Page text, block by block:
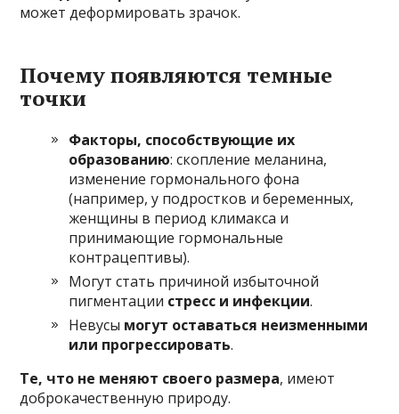
может деформировать зрачок.
Почему появляются темные
точки
Факторы, способствующие их
образованию: скопление меланина,
изменение гормонального фона
(например, у подростков и беременных,
женщины в период климакса и
принимающие гормональные
контрацептивы).
Могут стать причиной избыточной
пигментации стресс и инфекции.
Невусы могут оставаться неизменными
или прогрессировать.
Те, что не меняют своего размера, имеют
доброкачественную природу.